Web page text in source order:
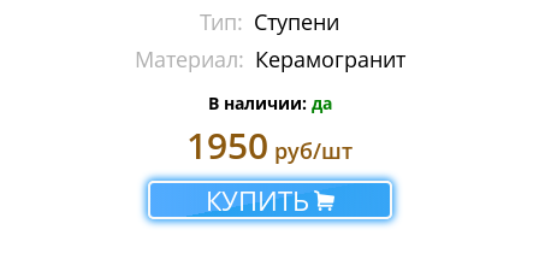
Тип: Ступени
Материал: Керамогранит
В наличии: да
1950 руб/шт
КУПИТЬ